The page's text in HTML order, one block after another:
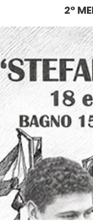
2°